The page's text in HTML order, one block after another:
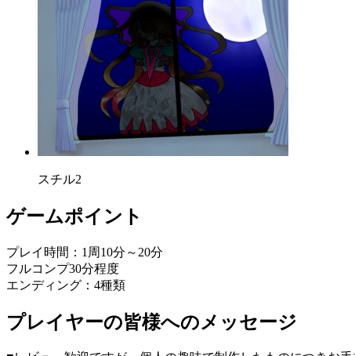
スチル2
ゲームポイント
プレイ時間：1周10分～20分
フルコンプ30分程度
エンディング：4種類
プレイヤーの皆様へのメッセージ